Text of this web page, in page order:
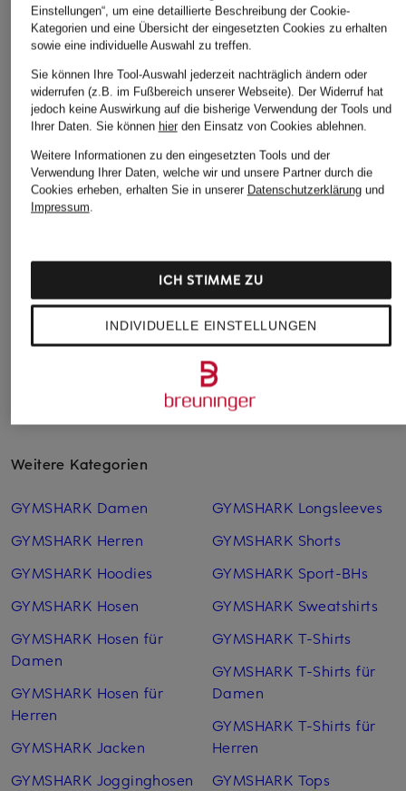
HUGO
T-Shirt DIMERSOM
ARMEDANGELS
Marc O'Polo
Weitere Kategorien
GYMSHARK Damen
GYMSHARK Herren
GYMSHARK Hoodies
GYMSHARK Hosen
GYMSHARK Hosen für
Damen
GYMSHARK Hosen für
Herren
GYMSHARK Jacken
GYMSHARK Jogginghosen
GYMSHARK Longsleeves
GYMSHARK Shorts
GYMSHARK Sport-BHs
GYMSHARK Sweatshirts
GYMSHARK T-Shirts
GYMSHARK T-Shirts für
Damen
GYMSHARK T-Shirts für
Herren
GYMSHARK Tops
Einstellungen“, um eine detaillierte Beschreibung der Cookie-
Kategorien und eine Übersicht der eingesetzten Cookies zu erhalten
sowie eine individuelle Auswahl zu treffen.
Sie können Ihre Tool-Auswahl jederzeit nachträglich ändern oder
widerrufen (z.B. im Fußbereich unserer Webseite). Der Widerruf hat
jedoch keine Auswirkung auf die bisherige Verwendung der Tools und
Ihrer Daten. Sie können hierden Einsatz von Cookies ablehnen.
Weitere Informationen zu den eingesetzten Tools und der
Verwendung Ihrer Daten, welche wir und unsere Partner durch die
Cookies erheben, erhalten Sie in unserer Datenschutzerklärungund
Impressum.
INDIVIDUELLE EINSTELLUNGEN
ICH STIMME ZU